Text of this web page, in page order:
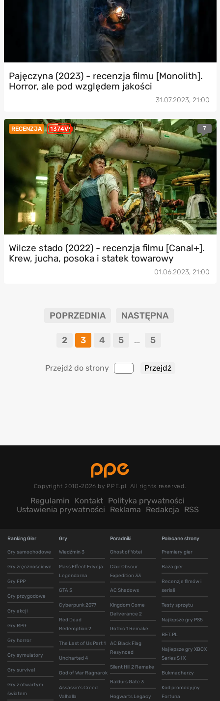
Pajęczyna (2023) - recenzja filmu [Monolith].
Horror, ale pod względem jakości
31.07.2023, 21:00
RECENZJA 1374V 7
Wilcze stado (2022) - recenzja filmu [Canal+].
Krew, jucha, posoka i statek towarowy
01.06.2023, 21:00
POPRZEDNIA NASTĘPNA
2 3 4 5 ... 5
Przejdź do strony
Copyright 2010-2026 by PPE.pl. All rights reserved.
Regulamin Kontakt Polityka prywatności
Ustawienia prywatności
Reklama Redakcja RSS
Ranking Gier
Gry samochodowe
Gry zręcznościowe
Gry FPP
Gry przygodowe
Gry akcji
Gry RPG
Gry horror
Gry symulatory
Gry survival
Gry z otwartym
światem
Gry
Wiedźmin 3
Mass Effect Edycja
Legendarna
GTA 5
Cyberpunk 2077
Red Dead
Redemption 2
The Last of Us Part 1
Uncharted 4
God of War Ragnarok
Assassin's Creed
Valhalla
Poradniki
Ghost of Yotei
Clair Obscur
Expedition 33
AC Shadows
Kingdom Come
Deliverance 2
Gothic 1 Remake
AC Black Flag
Resynced
Silent Hill 2 Remake
Baldurs Gate 3
Hogwarts Legacy
Polecane strony
Premiery gier
Baza gier
Recenzje filmów i
seriali
Testy sprzętu
Najlepsze gry PS5
BET.PL
Najlepsze gry XBOX
Series S i X
Bukmacherzy
Kod promocyjny
Fortuna